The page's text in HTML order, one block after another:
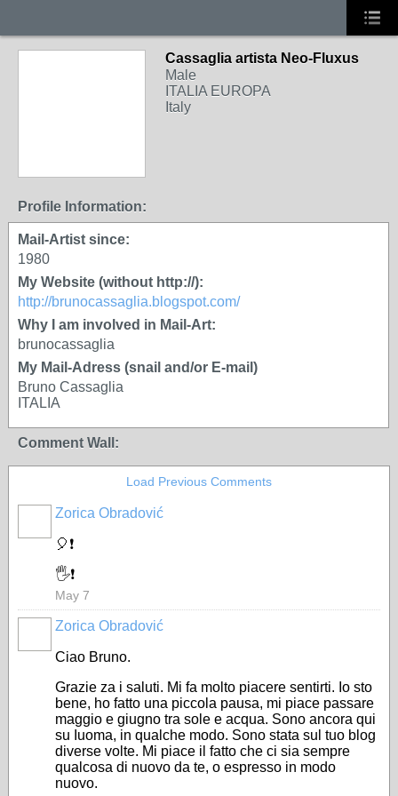
Cassaglia artista Neo-Fluxus
Male
ITALIA EUROPA
Italy
Profile Information:
Mail-Artist since:
1980
My Website (without http://):
http://brunocassaglia.blogspot.com/
Why I am involved in Mail-Art:
brunocassaglia
My Mail-Adress (snail and/or E-mail)
Bruno Cassaglia
ITALIA
Comment Wall:
Load Previous Comments
Zorica Obradović
🎈❗
🖐️❗
May 7
Zorica Obradović
Ciao Bruno.
Grazie za i saluti. Mi fa molto piacere sentirti. Io sto
bene, ho fatto una piccola pausa, mi piace passare
maggio e giugno tra sole e acqua. Sono ancora qui
su Iuoma, in qualche modo. Sono stata sul tuo blog
diverse volte. Mi piace il fatto che ci sia sempre
qualcosa di nuovo da te, o espresso in modo
nuovo.